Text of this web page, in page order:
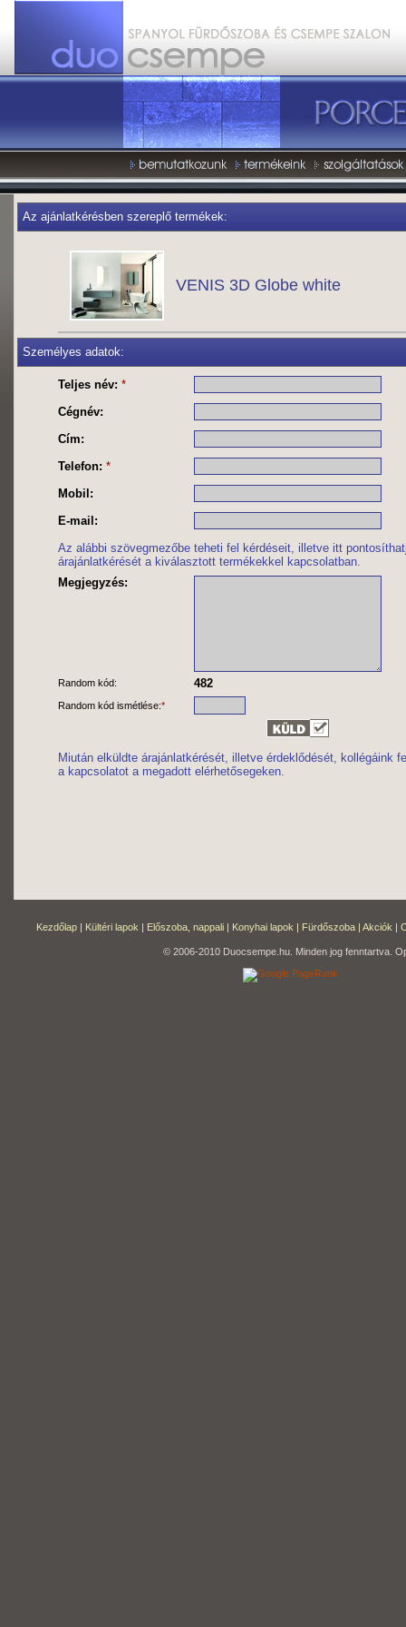
Az ajánlatkérésben szereplő termékek:
VENIS 3D Globe white
Személyes adatok:
Teljes név: *
Cégnév:
Cím:
Telefon: *
Mobil:
E-mail:
Az alábbi szövegmezőbe teheti fel kérdéseit, illetve itt
árajánlatkérését a kiválasztott termékekkel kapcsolatban.
Megjegyzés:
Random kód: 482
Random kód ismétlése:*
Miután elküldte árajánlatkérését, illetve érdeklődését, kollégáink
a kapcsolatot a megadott elérhetősegeken.
Kezdőlap | Kültéri lapok | Előszoba, nappali | Konyhai lapok | Fürdőszoba | Akciók |
© 2006-2010 Duocsempe.hu. Minden jog fenntartva.